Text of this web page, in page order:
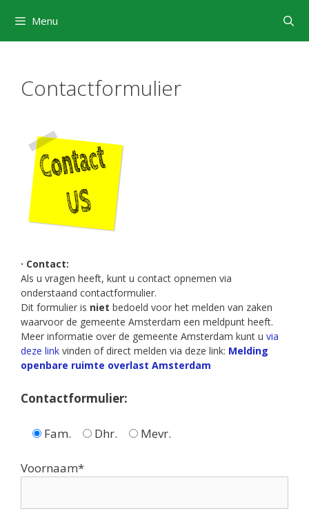
naar
de
Menu
Contactformulier
· Contact:
Als u vragen heeft, kunt u contact opnemen via
onderstaand contactformulier.
Dit formulier is niet bedoeld voor het melden van zaken
waarvoor de gemeente Amsterdam een meldpunt heeft.
Meer informatie over de gemeente Amsterdam kunt u via
deze link vinden of direct melden via deze link: Melding
openbare ruimte overlast Amsterdam
Gelieve dit veld leeg te laten.
Contactformulier:
Fam. Dhr. Mevr.
Voornaam*